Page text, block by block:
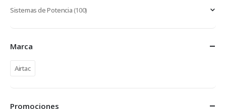
Sistemas de Potencia(100)
Marca
Airtac
Promociones